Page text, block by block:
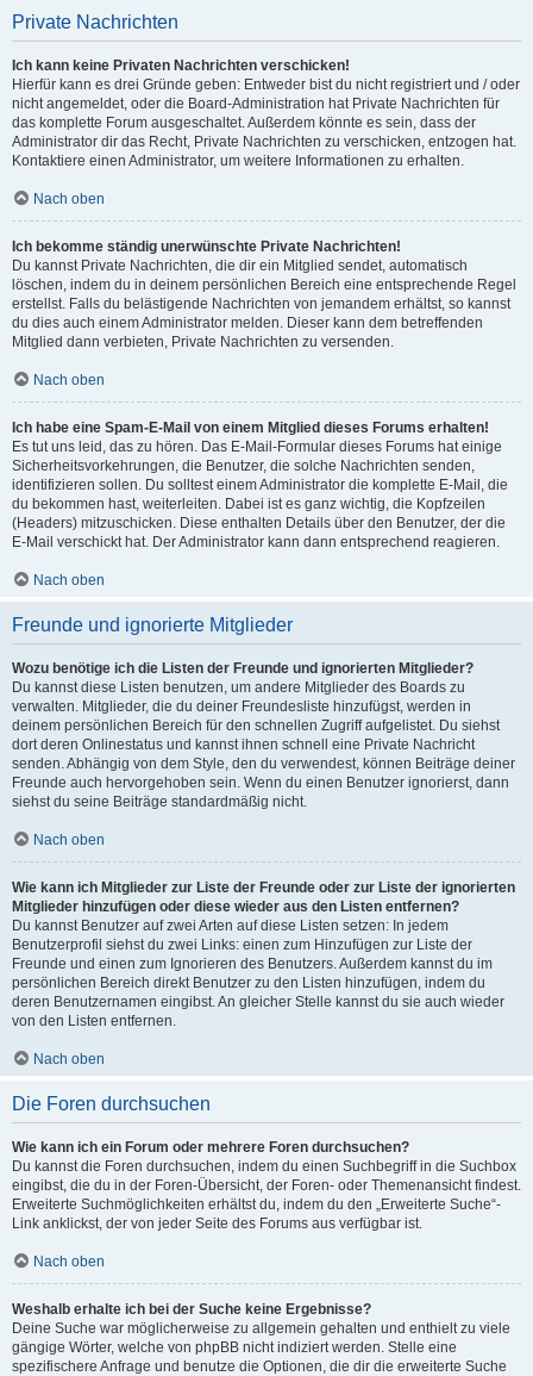
Private Nachrichten
Ich kann keine Privaten Nachrichten verschicken!
Hierfür kann es drei Gründe geben: Entweder bist du nicht registriert und / oder
nicht angemeldet, oder die Board-Administration hat Private Nachrichten für
das komplette Forum ausgeschaltet. Außerdem könnte es sein, dass der
Administrator dir das Recht, Private Nachrichten zu verschicken, entzogen hat.
Kontaktiere einen Administrator, um weitere Informationen zu erhalten.
Nach oben
Ich bekomme ständig unerwünschte Private Nachrichten!
Du kannst Private Nachrichten, die dir ein Mitglied sendet, automatisch
löschen, indem du in deinem persönlichen Bereich eine entsprechende Regel
erstellst. Falls du belästigende Nachrichten von jemandem erhältst, so kannst
du dies auch einem Administrator melden. Dieser kann dem betreffenden
Mitglied dann verbieten, Private Nachrichten zu versenden.
Nach oben
Ich habe eine Spam-E-Mail von einem Mitglied dieses Forums erhalten!
Es tut uns leid, das zu hören. Das E-Mail-Formular dieses Forums hat einige
Sicherheitsvorkehrungen, die Benutzer, die solche Nachrichten senden,
identifizieren sollen. Du solltest einem Administrator die komplette E-Mail, die
du bekommen hast, weiterleiten. Dabei ist es ganz wichtig, die Kopfzeilen
(Headers) mitzuschicken. Diese enthalten Details über den Benutzer, der die
E-Mail verschickt hat. Der Administrator kann dann entsprechend reagieren.
Nach oben
Freunde und ignorierte Mitglieder
Wozu benötige ich die Listen der Freunde und ignorierten Mitglieder?
Du kannst diese Listen benutzen, um andere Mitglieder des Boards zu
verwalten. Mitglieder, die du deiner Freundesliste hinzufügst, werden in
deinem persönlichen Bereich für den schnellen Zugriff aufgelistet. Du siehst
dort deren Onlinestatus und kannst ihnen schnell eine Private Nachricht
senden. Abhängig von dem Style, den du verwendest, können Beiträge deiner
Freunde auch hervorgehoben sein. Wenn du einen Benutzer ignorierst, dann
siehst du seine Beiträge standardmäßig nicht.
Nach oben
Wie kann ich Mitglieder zur Liste der Freunde oder zur Liste der ignorierten
Mitglieder hinzufügen oder diese wieder aus den Listen entfernen?
Du kannst Benutzer auf zwei Arten auf diese Listen setzen: In jedem
Benutzerprofil siehst du zwei Links: einen zum Hinzufügen zur Liste der
Freunde und einen zum Ignorieren des Benutzers. Außerdem kannst du im
persönlichen Bereich direkt Benutzer zu den Listen hinzufügen, indem du
deren Benutzernamen eingibst. An gleicher Stelle kannst du sie auch wieder
von den Listen entfernen.
Nach oben
Die Foren durchsuchen
Wie kann ich ein Forum oder mehrere Foren durchsuchen?
Du kannst die Foren durchsuchen, indem du einen Suchbegriff in die Suchbox
eingibst, die du in der Foren-Übersicht, der Foren- oder Themenansicht findest.
Erweiterte Suchmöglichkeiten erhältst du, indem du den „Erweiterte Suche“-
Link anklickst, der von jeder Seite des Forums aus verfügbar ist.
Nach oben
Weshalb erhalte ich bei der Suche keine Ergebnisse?
Deine Suche war möglicherweise zu allgemein gehalten und enthielt zu viele
gängige Wörter, welche von phpBB nicht indiziert werden. Stelle eine
spezifischere Anfrage und benutze die Optionen, die dir die erweiterte Suche